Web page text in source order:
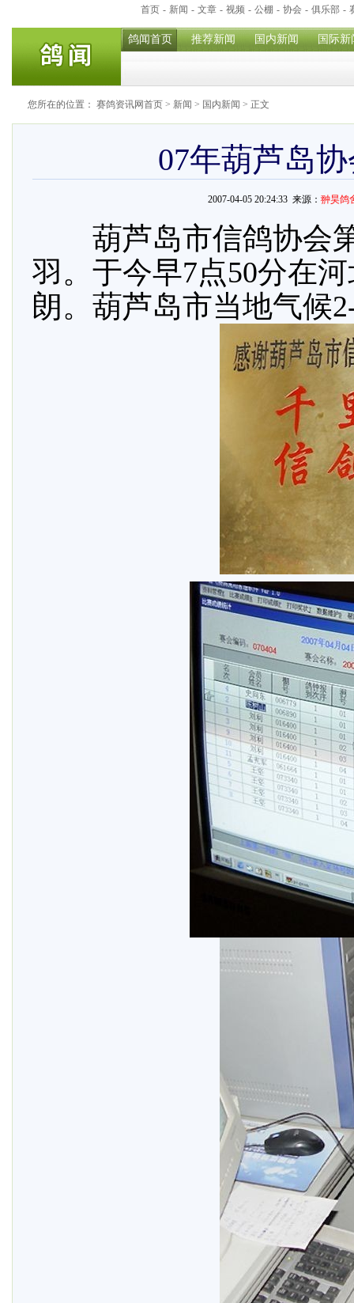
首页 - 新闻 - 文章 - 视频 - 公棚 - 协会 - 俱乐部 -
鸽闻首页 推荐新闻 国内新闻 国际新
您所在的位置： 赛鸽资讯网首页 > 新闻 > 国内新闻 > 正文
07年葫芦岛
2007-04-05 20:24:33 来源： 翀昊鸽
葫芦岛市信鸽协会第
羽。于今早7点50分在
朗。葫芦岛市当地气候